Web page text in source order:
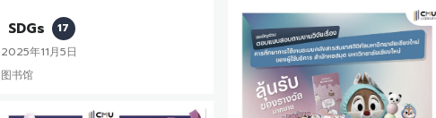
SDGs
17
2025年11月5日
图书馆